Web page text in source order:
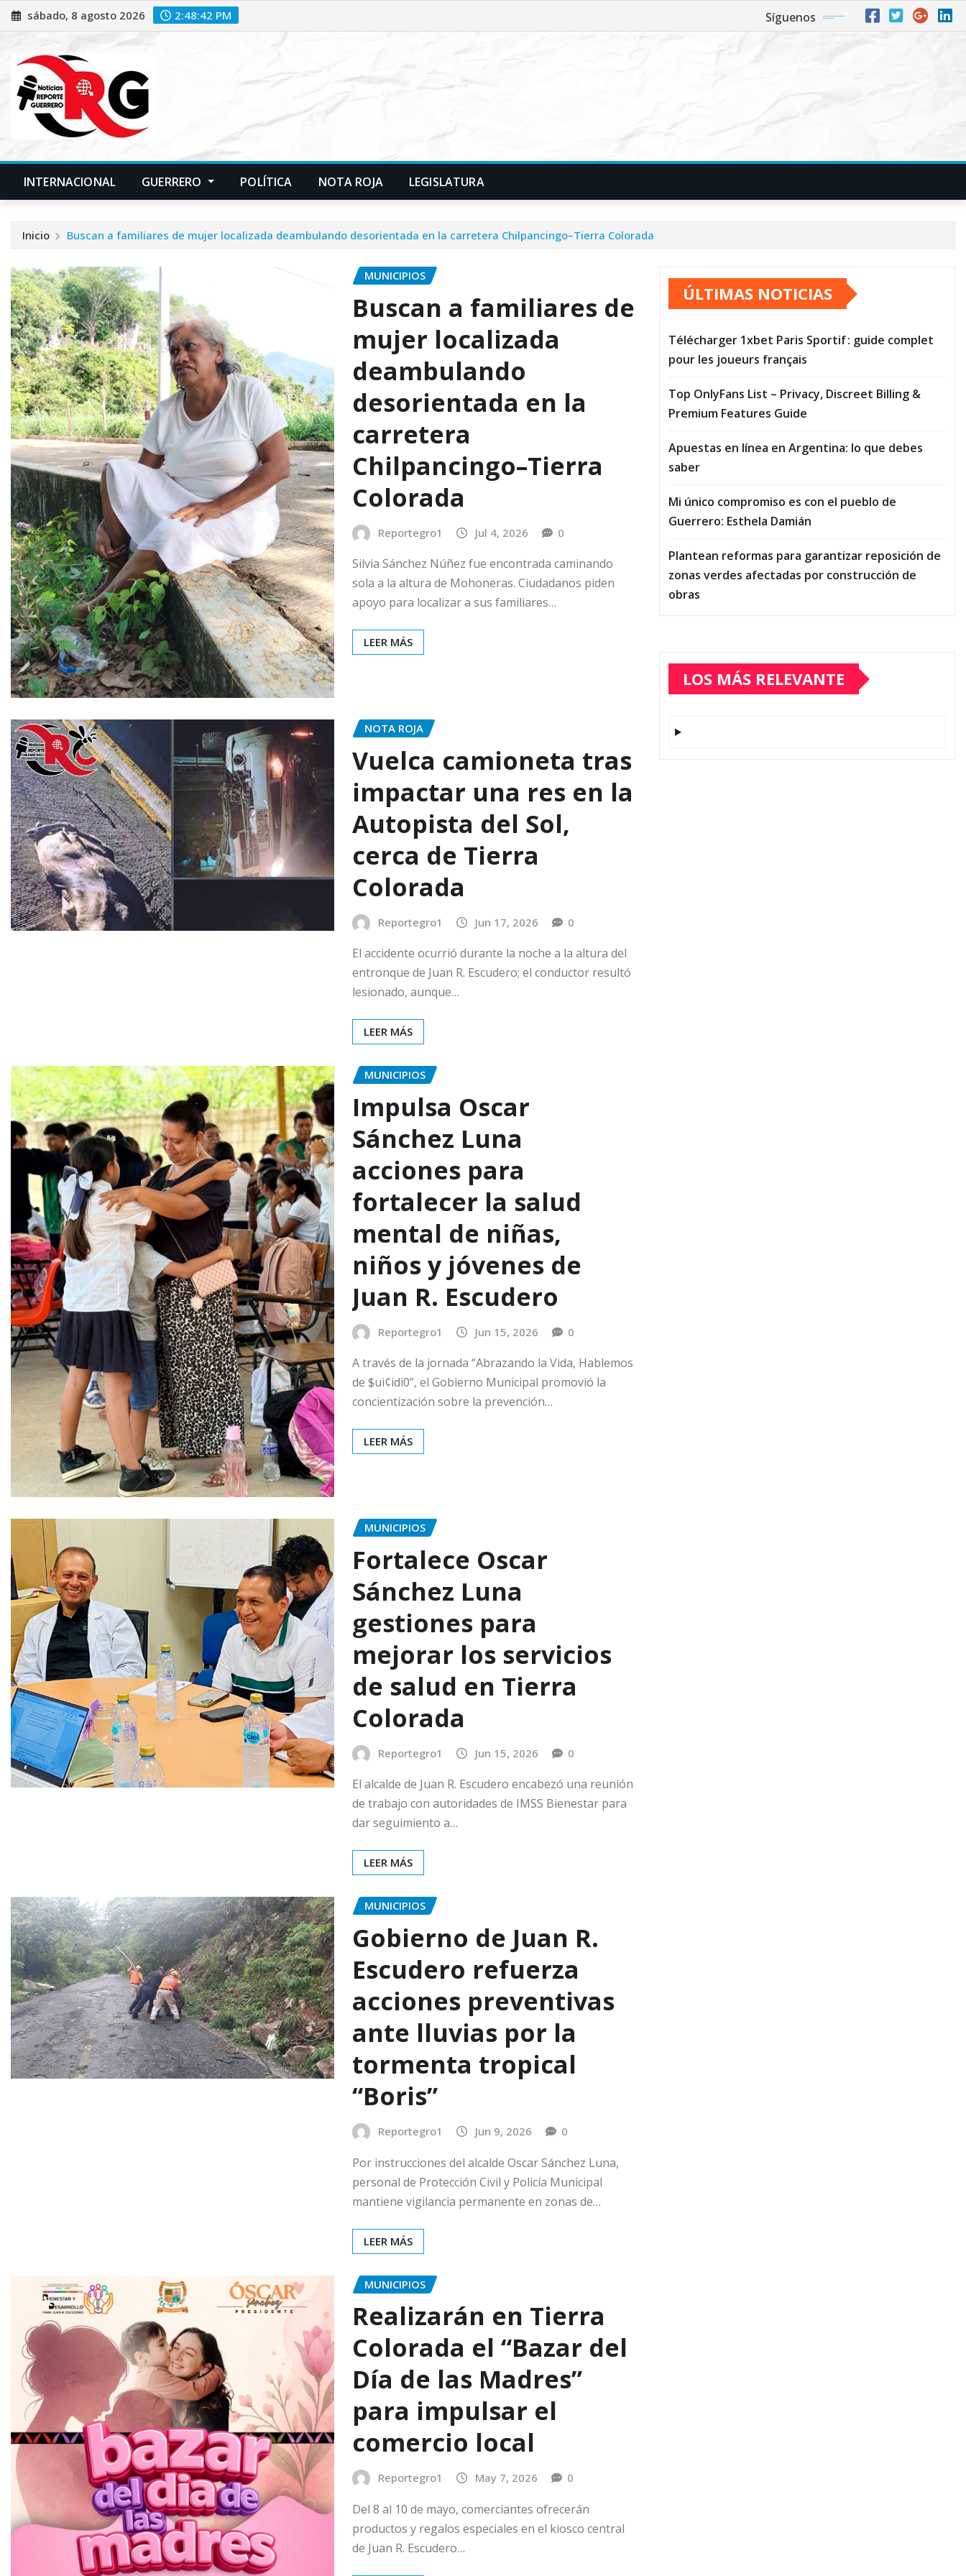
Saltar
al
sábado, 8 agosto 2026 2:48:44 PM Síguenos
INTERNACIONAL GUERRERO POLÍTICA NOTA ROJA LEGISLATURA
Inicio Buscan a familiares de mujer localizada deambulando desorientada en la carretera Chilpancingo–Tierra Colorada
MUNICIPIOS
Buscan a familiares de
mujer localizada
deambulando
desorientada en la
carretera
Chilpancingo–Tierra
Colorada
Reportegro1 Jul 4, 2026 0
Silvia Sánchez Núñez fue encontrada caminando
sola a la altura de Mohoneras. Ciudadanos piden
apoyo para localizar a sus familiares…
LEER MÁS
NOTA ROJA
Vuelca camioneta tras
impactar una res en la
Autopista del Sol,
cerca de Tierra
Colorada
Reportegro1 Jun 17, 2026 0
El accidente ocurrió durante la noche a la altura del
entronque de Juan R. Escudero; el conductor resultó
lesionado, aunque…
LEER MÁS
MUNICIPIOS
Impulsa Oscar
Sánchez Luna
acciones para
fortalecer la salud
mental de niñas,
niños y jóvenes de
Juan R. Escudero
Reportegro1 Jun 15, 2026 0
A través de la jornada “Abrazando la Vida, Hablemos
de $ui¢idi0”, el Gobierno Municipal promovió la
concientización sobre la prevención…
LEER MÁS
MUNICIPIOS
Fortalece Oscar
Sánchez Luna
gestiones para
mejorar los servicios
de salud en Tierra
Colorada
Reportegro1 Jun 15, 2026 0
El alcalde de Juan R. Escudero encabezó una reunión
de trabajo con autoridades de IMSS Bienestar para
dar seguimiento a…
LEER MÁS
MUNICIPIOS
Gobierno de Juan R.
Escudero refuerza
acciones preventivas
ante lluvias por la
tormenta tropical
“Boris”
Reportegro1 Jun 9, 2026 0
Por instrucciones del alcalde Oscar Sánchez Luna,
personal de Protección Civil y Policía Municipal
mantiene vigilancia permanente en zonas de…
LEER MÁS
MUNICIPIOS
Realizarán en Tierra
Colorada el “Bazar del
Día de las Madres”
para impulsar el
comercio local
Reportegro1 May 7, 2026 0
Del 8 al 10 de mayo, comerciantes ofrecerán
productos y regalos especiales en el kiosco central
de Juan R. Escudero…
ÚLTIMAS NOTICIAS
Télécharger 1xbet Paris Sportif : guide complet
pour les joueurs français
Top OnlyFans List – Privacy, Discreet Billing &
Premium Features Guide
Apuestas en línea en Argentina: lo que debes
saber
Mi único compromiso es con el pueblo de
Guerrero: Esthela Damián
Plantean reformas para garantizar reposición de
zonas verdes afectadas por construcción de
obras
LOS MÁS RELEVANTE